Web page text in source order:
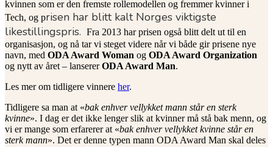
kvinnen som er den fremste rollemodellen og fremmer kvinner i
Tech, og prisen har blitt kalt Norges viktigste
likestillingspris. Fra 2013 har prisen også blitt delt ut til en
organisasjon, og nå tar vi steget videre når vi både gir prisene nye
navn, med ODA Award Woman og ODA Award Organization
og nytt av året – lansererODA Award Man.
Les mer om tidligere vinnere her.
Tidligere sa man at «bak enhver vellykket mann står en sterk
kvinne». I dag er det ikke lenger slik at kvinner må stå bak menn, og
vi er mange som erfarerer at «bak enhver vellykket kvinne står en
sterk mann». Det er denne typen mann ODA Award Man skal deles